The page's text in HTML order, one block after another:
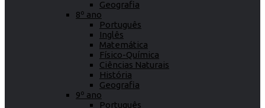
Geografia
8º ano
Português
Inglês
Matemática
Físico-Química
Ciências Naturais
História
Geografia
9º ano
Português